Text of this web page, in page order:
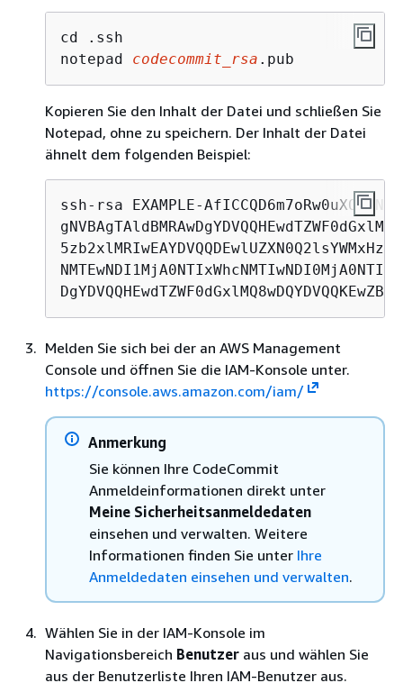
cd .ssh
notepad codecommit_rsa .pub
Kopieren Sie den Inhalt der Datei und schließen Sie
Notepad, ohne zu speichern. Der Inhalt der Datei
ähnelt dem folgenden Beispiel:
ssh-rsa EXAMPLE-
Melden Sie sich bei der an AWS Management
Console und öffnen Sie die IAM-Konsole unter.
https://console.aws.amazon.com/iam/
Anmerkung
Sie können Ihre CodeCommit
Anmeldeinformationen direkt unter
Meine Sicherheitsanmeldedaten
einsehen und verwalten. Weitere
Informationen finden Sie unter Ihre
Anmeldedaten einsehen und verwalten.
Wählen Sie in der IAM-Konsole im
Navigationsbereich Benutzer aus und wählen Sie
aus der Benutzerliste Ihren IAM-Benutzer aus.